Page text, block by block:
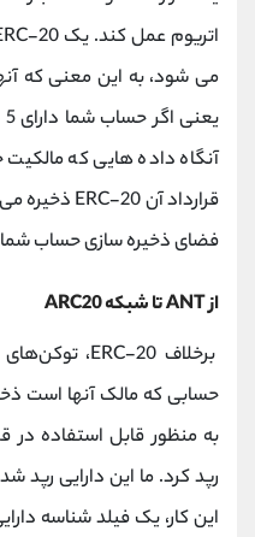
اتریوم عمل کند. یک ERC-20 توسط یک
می شود، به این معنی که
آنگاه داده هایی که
فضای ذخیره سازی حساب
از ANT تا شبکه ARC20